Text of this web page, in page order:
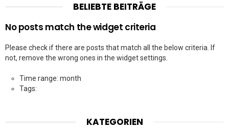
BELIEBTE BEITRÄGE
No posts match the widget criteria
Please check if there are posts that match all the below criteria. If
not, remove the wrong ones in the widget settings.
Time range: month
Tags:
KATEGORIEN